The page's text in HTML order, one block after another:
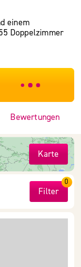
einem
Doppelzimmer
***************
Bewertungen
Karte
Filter
0